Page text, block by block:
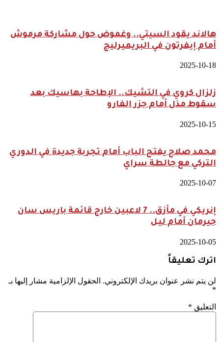
هالاند يقود السيتي.. وغموض حول مشاركة مرموش
أمام إيفرتون في البريميرليج
2025-10-18
زلزال كروي في التشيك.. الإطاحة بهاسيك بعد
سقوط مذل أمام جزر الفارو
2025-10-15
محمد صلاح يفتح الباب أمام تجربة جديدة في الدوري
التركي مع جالطة سراي
2025-10-07
إنريكي في مأزق.. 7 لاعبين خارج قائمة باريس سان
جيرمان أمام ليل
2025-10-05
اترك تعليقاً
لن يتم نشر عنوان بريدك الإلكتروني. الحقول الإلزامية مشار إليها بـ
*
التعليق *